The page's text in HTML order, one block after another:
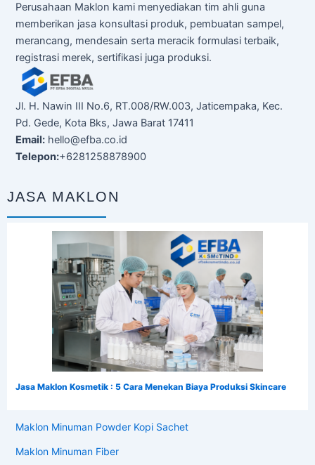
Perusahaan Maklon kami menyediakan tim ahli guna
memberikan jasa konsultasi produk, pembuatan sampel,
merancang, mendesain serta meracik formulasi terbaik,
registrasi merek, sertifikasi juga produksi.
Jl. H. Nawin III No.6, RT.008/RW.003, Jaticempaka, Kec.
Pd. Gede, Kota Bks, Jawa Barat 17411
Email: hello@efba.co.id
Telepon:+6281258878900
JASA MAKLON
Jasa Maklon Kosmetik : 5 Cara Menekan Biaya Produksi Skincare
Maklon Minuman Powder Kopi Sachet
Maklon Minuman Fiber